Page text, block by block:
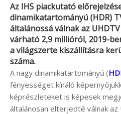
Az IHS piackutató
dinamikatartományú (HDR)
általánossá válnak az
várható 2,9 millióról, 2019-
a világszerte kiszállításra
száma.
A nagy dinamikatartományú (
fényességet kínáló
képrészleteket is képesek
általánosan elterjedté válnak az